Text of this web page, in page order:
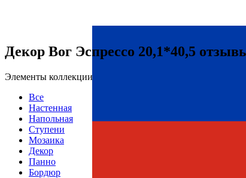
Декор Вог Эспрессо 20,1*40,5
Элементы коллекции
Все
Настенная
Напольная
Ступени
Мозаика
Декор
Панно
Бордюр